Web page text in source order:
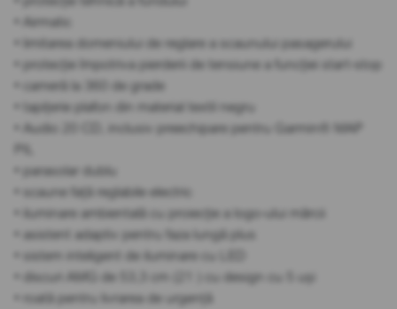
• Airmatic
• limitarea domeniului de reglare a scaunului pasagerului
• protecție împotriva pierderii de tensiune a funcției start-stop
• cameră la 360 de grade
• tapițerie plafon din material textil negru
• Audio 20 CD, inclusiv preechipare pentru Garmin® MAP
• parasolar dublu
• scaune față reglabile electric
• iluminare ambientală cu proiecție a logo-ului mărcii
• asistent adaptiv pentru faza lungă plus
• sistem inteligent de iluminare cu LED
• discuri AMG de 53,3 cm (21 ) cu design cu 5 uși
• roată pentru livrarea de urgență